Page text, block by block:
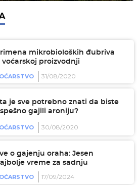
mikrobioloških đubriva
voćarskoj proizvodnji
31/08/2020
je sve potrebno znati da biste
gajili aroniju?
30/08/2020
o gajenju oraha: Jesen
vreme za sadnju
17/09/2024